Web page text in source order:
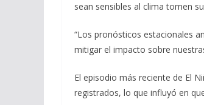
sean sensibles al clima tomen
“Los pronósticos estacionales
mitigar el impacto sobre
El episodio más reciente de El
registrados, lo que influyó en